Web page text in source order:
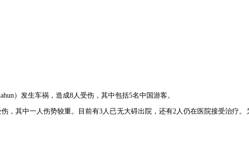
）发生车祸，造成8人受伤，其中包括5名中国游客。
，其中一人伤势较重。目前有3人已无大碍出院，还有2人仍在医院接受治疗